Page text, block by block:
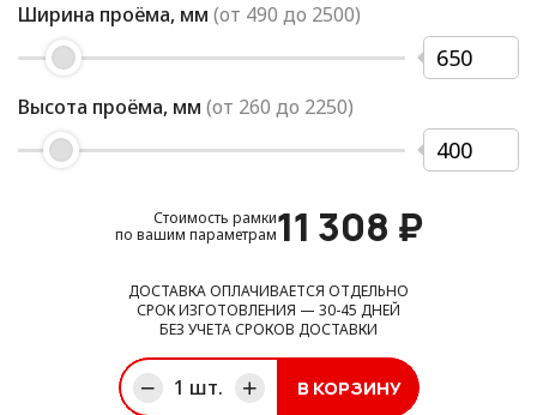
Ширина проёма, мм (от 490 до 2500)
Высота проёма, мм (от 260 до 2250)
Стоимость рамки
по вашим параметрам11 308 ₽
ДОСТАВКА ОПЛАЧИВАЕТСЯ ОТДЕЛЬНО
СРОК ИЗГОТОВЛЕНИЯ — 30-45 ДНЕЙ
БЕЗ УЧЕТА СРОКОВ ДОСТАВКИ
1 шт. В КОРЗИНУ